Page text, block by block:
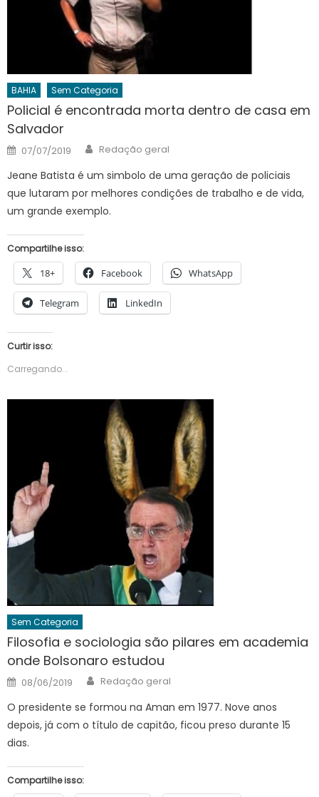
BAHIA Sem Categoria
Policial é encontrada morta dentro de casa em
Salvador
Posted
on
07/07/2019 Author
Redação geral
Jeane Batista é um simbolo de uma geração de policiais
que lutaram por melhores condições de trabalho e de vida,
um grande exemplo.
Compartilhe isso:
18+ Facebook WhatsApp
Telegram LinkedIn
Curtir isso:
Carregando...
Sem Categoria
Filosofia e sociologia são pilares em academia
onde Bolsonaro estudou
Posted
on
08/06/2019 Author
Redação geral
O presidente se formou na Aman em 1977. Nove anos
depois, já com o título de capitão, ficou preso durante 15
dias.
Compartilhe isso: